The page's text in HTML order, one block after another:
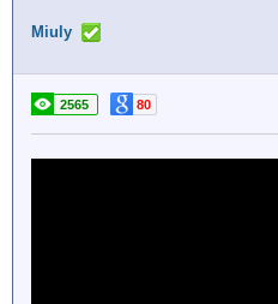
Miuly
2565 80